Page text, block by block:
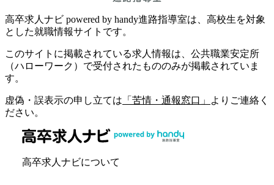
高卒求人ナビ powered by handy進路指導室は、高校生を対象
とした就職情報サイトです。
このサイトに掲載されている求人情報は、公共職業安定所
（ハローワーク）で受付されたもののみが掲載されていま
す。
虚偽・誤表示の申し立ては 「苦情・通報窓口」
よりご連絡く
ださい。
高卒求人ナビについて